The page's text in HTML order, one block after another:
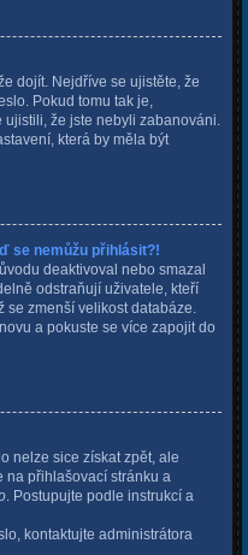
dojít. Nejdříve se ujistěte, že
Pokud tomu tak je,
že jste nebyli zabanováni.
která by měla být
se nemůžu přihlásit?!
deaktivoval nebo smazal
odstraňují uživatele, kteří
zmenší velikost databáze.
a pokuste se více zapojit do
nelze sice získat zpět, ale
na přihlašovací stránku a
. Postupujte podle instrukcí a
kontaktujte administrátora